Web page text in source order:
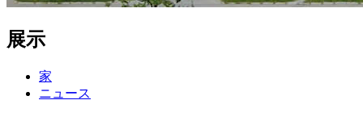
展示
家
ニュース